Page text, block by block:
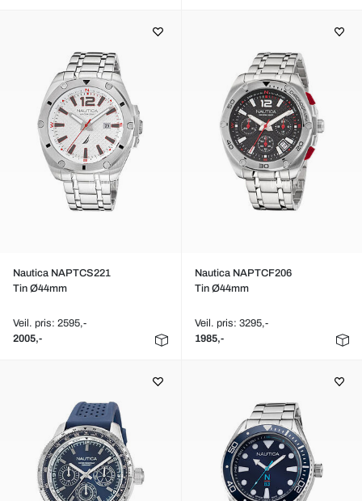
Nautica NAPTCS221
Tin Ø44mm
Veil. pris: 2595,-
2005,-
Nautica NAPTCF206
Tin Ø44mm
Veil. pris: 3295,-
1985,-